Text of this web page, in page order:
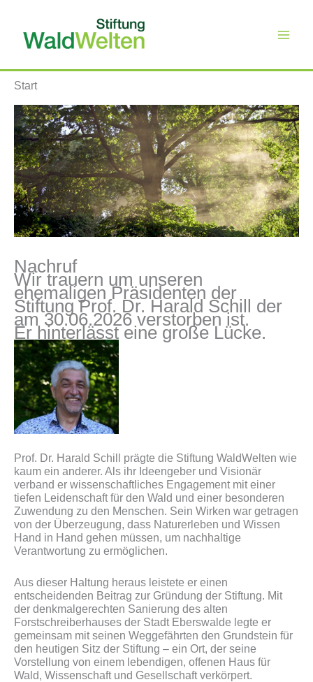
springen
Start
Nachruf
Wir trauern um unseren
ehemaligen Präsidenten der
Stiftung Prof. Dr. Harald Schill der
am 30.06.2026 verstorben ist.
Er hinterlässt eine große Lücke.
Prof. Dr. Harald Schill prägte die Stiftung WaldWelten wie
kaum ein anderer. Als ihr Ideengeber und Visionär
verband er wissenschaftliches Engagement mit einer
tiefen Leidenschaft für den Wald und einer besonderen
Zuwendung zu den Menschen. Sein Wirken war getragen
von der Überzeugung, dass Naturerleben und Wissen
Hand in Hand gehen müssen, um nachhaltige
Verantwortung zu ermöglichen.
Aus dieser Haltung heraus leistete er einen
entscheidenden Beitrag zur Gründung der Stiftung. Mit
der denkmalgerechten Sanierung des alten
Forstschreiberhauses der Stadt Eberswalde legte er
gemeinsam mit seinen Weggefährten den Grundstein für
den heutigen Sitz der Stiftung – ein Ort, der seine
Vorstellung von einem lebendigen, offenen Haus für
Wald, Wissenschaft und Gesellschaft verkörpert.